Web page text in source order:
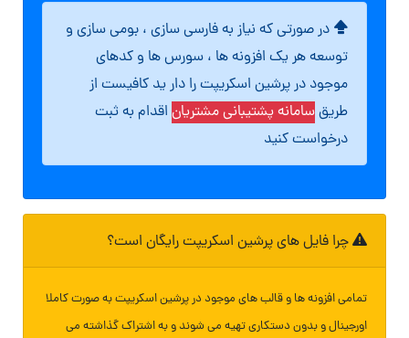
در صورتی که نیاز به فارسی سازی ، بومی سازی و
توسعه هر یک افزونه ها ، سورس ها و کدهای
موجود در پرشین اسکریپت را دار ید کافیست از
طریقسامانه پشتیبانی مشتریان اقدام به ثبت
درخواست کنید
چرا فایل های پرشین اسکریپت رایگان است؟
تمامی افزونه ها و قالب های موجود در پرشین اسکریپت به صورت کاملا
اورجینال و بدون دستکاری تهیه می شوند و به اشتراک گذاشته می